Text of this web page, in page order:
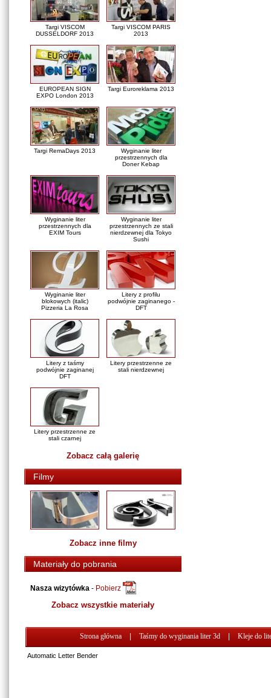
Targi VISCOM
DUSSELDORF 2013
Targi VISCOM PARIS
2013
EUROPEAN SIGN
EXPO London 2013
Targi Euroreklama 2013
Targi RemaDays 2013
Wyginanie liter
przestrzennych dla
Doner Kebap
Wyginanie liter
przestrzennych dla
EXIM Tours
Wyginanie liter
przestrzennych ze stali
nierdzewnej dla Tokyo
Sushi
Wyginanie liter
blokowych (italic)
Pizzeria La Rosa
Litery z profilu
podwójnie zaginanego -
DFT
Litery z taśmy
podwójnie zaginanej
DFT
Litery przestrzenne ze
stali nierdzewnej
Litery przestrzenne ze
stali czarnej
Zobacz całą galerię
Filmy
Zobacz inne filmy
Materiały do pobrania
Nasza wizytówka - Pobierz
Zobacz wszystkie materiały
Strona główna Taśmy do wyginania liter 3d Kleje do
Automatic Letter Bender